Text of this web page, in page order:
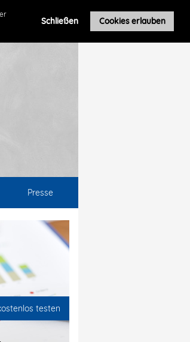
Schließen Cookies erlauben
Presse
testen